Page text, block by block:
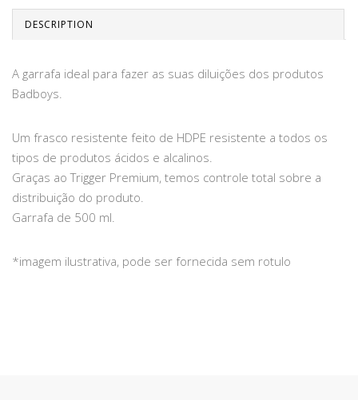
DESCRIPTION
A garrafa ideal para fazer as suas diluições dos produtos
Badboys.
Um frasco resistente feito de HDPE resistente a todos os
tipos de produtos ácidos e alcalinos.
Graças ao Trigger Premium, temos controle total sobre a
distribuição do produto.
Garrafa de 500 ml.
*imagem ilustrativa, pode ser fornecida sem rotulo